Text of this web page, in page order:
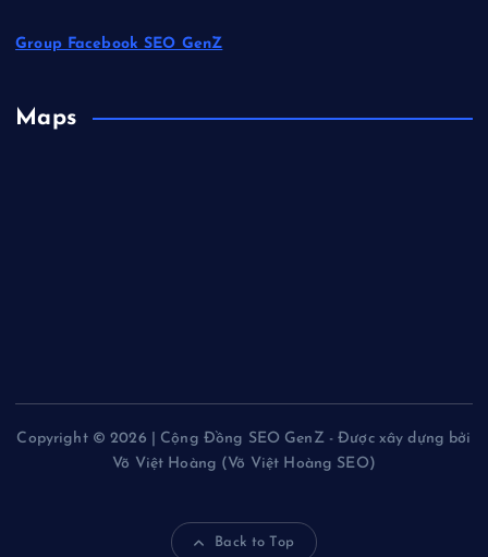
Group Facebook SEO GenZ
Maps
Copyright © 2026 | Cộng Đồng SEO GenZ - Được xây dựng bởi
Võ Việt Hoàng (Võ Việt Hoàng SEO)
Back to Top